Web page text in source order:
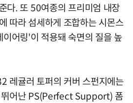
다. 또 50여종의 프리미엄 내장
따라 섬세하게 조합하는 시몬스
어링'이 적용돼 숙면의 질을 높
레귤러 토퍼의 커버 스펀지에는
뛰어난 PS(Perfect Support) 폼